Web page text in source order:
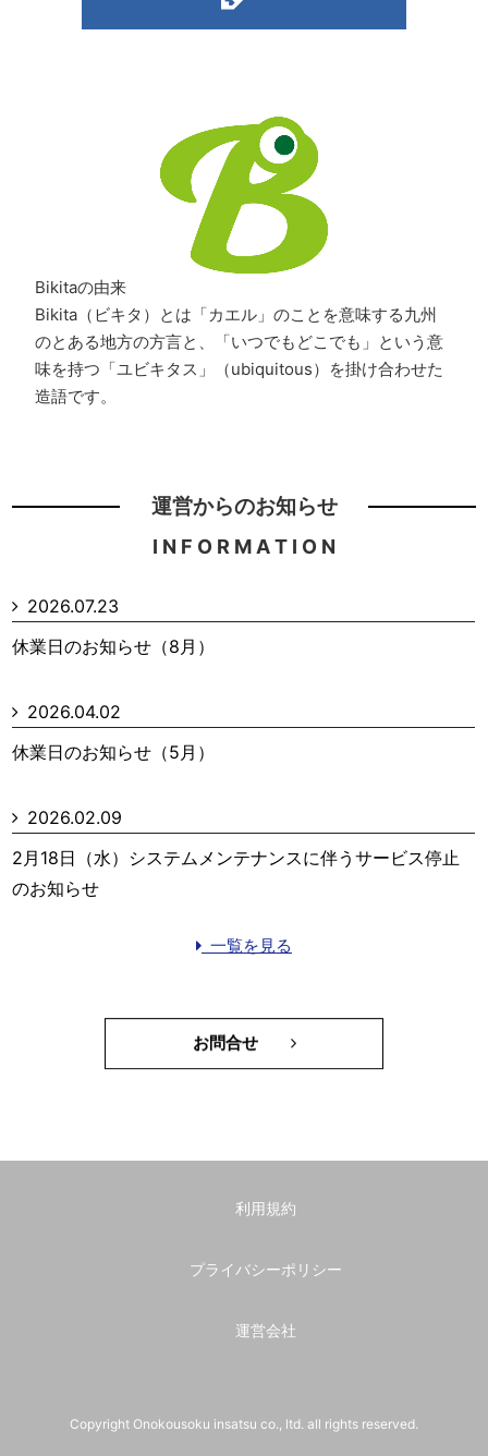
Bikitaの由来
Bikita（ビキタ）とは「カエル」のことを意味する九州
のとある地方の方言と、「いつでもどこでも」という意
味を持つ「ユビキタス」（ubiquitous）を掛け合わせた
造語です。
運営からのお知らせ
I N F O R M A T I O N
2026.07.23
休業日のお知らせ（8月）
2026.04.02
休業日のお知らせ（5月）
2026.02.09
2月18日（水）システムメンテナンスに伴うサービス停止
のお知らせ
一覧を見る
お問合せ
利用規約
プライバシーポリシー
運営会社
Copyright Onokousoku insatsu co., ltd. all rights reserved.